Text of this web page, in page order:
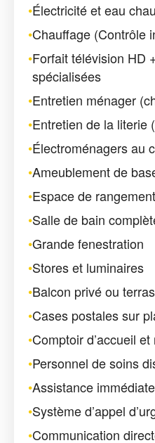
•Électricité et eau
•Chauffage (Contrôle
•Forfait télévision HD
spécialisées
•Entretien ménager
•Entretien de la literie
•Électroménagers au
•Ameublement de
•Espace de rangement
•Salle de bain
•Grande fenestration
•Stores et luminaires
•Balcon privé ou
•Cases postales sur
•Comptoir d’accueil
•Personnel de soins
•Assistance
•Système d’appel
•Communication